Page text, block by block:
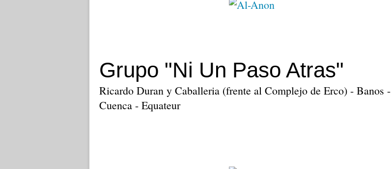
Grupo "Ni Un Paso Atras"
Ricardo Duran y Caballeria (frente al Complejo de Erco) - Banos -
Cuenca - Equateur